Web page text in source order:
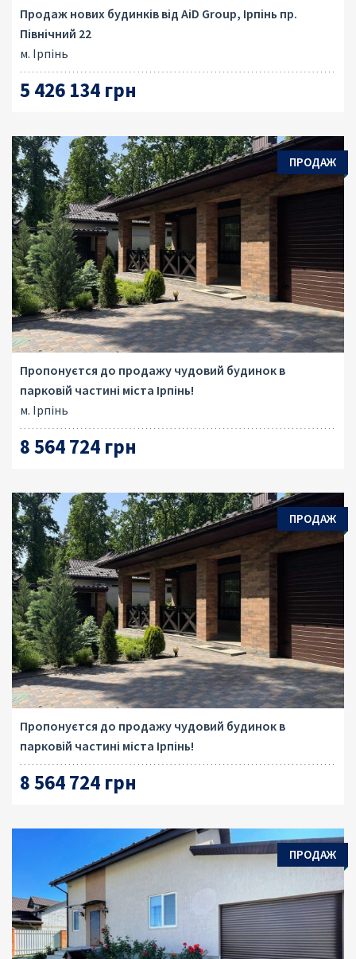
Продаж нових будинків від AiD Group, Ірпінь пр.
Північний 22
м. Ірпінь
5 426 134 грн
ПРОДАЖ
Пропонуєтся до продажу чудовий будинок в
парковій частині міста Ірпінь!
м. Ірпінь
8 564 724 грн
ПРОДАЖ
Пропонуєтся до продажу чудовий будинок в
парковій частині міста Ірпінь!
8 564 724 грн
ПРОДАЖ